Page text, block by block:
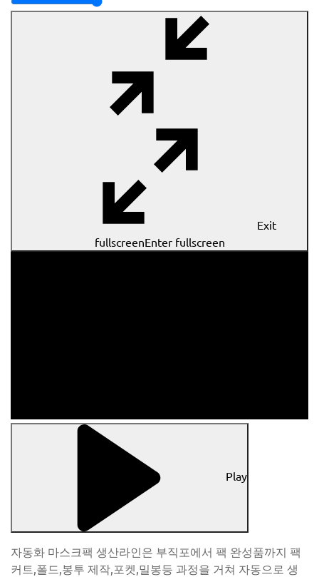
Exit
fullscreenEnter fullscreen
Play
자동화 마스크팩 생산라인은 부직포에서 팩 완성품까지 팩
커트,폴드,봉투 제작,포켓,밀봉등 과정을 거쳐 자동으로 생